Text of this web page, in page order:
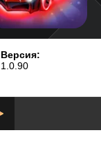
Версия:
1.0.90